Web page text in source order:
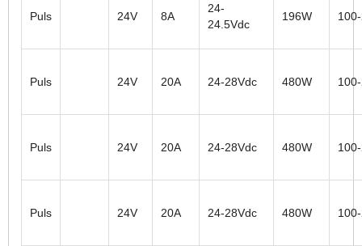
Puls 24V 8A
24-
24.5Vdc
196W
Puls 24V 20A 24-28Vdc 480W
Puls 24V 20A 24-28Vdc 480W
Puls 24V 20A 24-28Vdc 480W